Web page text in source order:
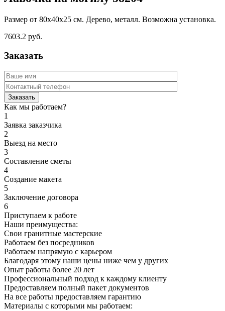
Размер от 80х40х25 см. Дерево, металл. Возможна установка.
7603.2 руб.
Заказать
Как мы работаем?
1
Заявка заказчика
2
Выезд на место
3
Составление сметы
4
Создание макета
5
Заключение договора
6
Приступаем к работе
Наши преимущества:
Свои гранитные мастерские
Работаем без посредников
Работаем напрямую с карьером
Благодаря этому наши цены ниже чем у других
Опыт работы более 20 лет
Профессиональный подход к каждому клиенту
Предоставляем полный пакет документов
На все работы предоставляем гарантию
Материалы с которыми мы работаем: